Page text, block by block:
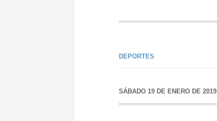
DEPORTES
SÁBADO 19 DE ENERO DE 2019